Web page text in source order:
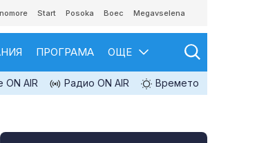
Start Posoka Boec Megavselena
ПРОГРАМА ОЩЕ
ON AIR Радио ON AIR Времето